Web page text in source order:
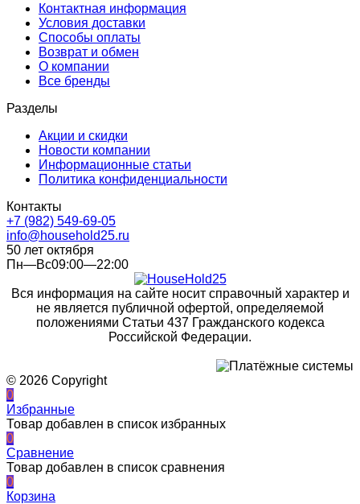
Контактная информация
Условия доставки
Способы оплаты
Возврат и обмен
О компании
Все бренды
Разделы
Акции и скидки
Новости компании
Информационные статьи
Политика конфиденциальности
Контакты
+7 (982) 549-69-05
info@household25.ru
50 лет октября
Пн—Вс09:00—22:00
Вся информация на сайте носит справочный характер и
не является публичной офертой, определяемой
положениями Статьи 437 Гражданского кодекса
Российской Федерации.
© 2026 Copyright
0
Избранные
Товар добавлен в список избранных
0
Сравнение
Товар добавлен в список сравнения
0
Корзина